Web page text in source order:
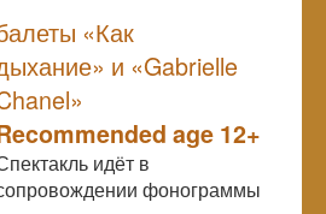
«Как
и «Gabrielle
age 12+
идёт в
фонограммы